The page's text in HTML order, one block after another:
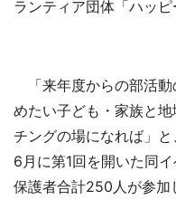
ランティア団体「ハッピ
「来年度からの部活動
めたい子ども・家族と
チングの場になれば」
6月に第1回を開いた同
保護者合計250人が参加